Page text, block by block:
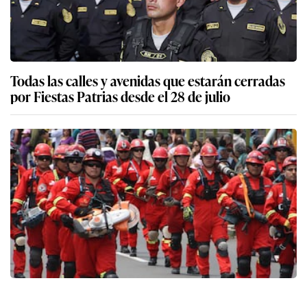
Todas las calles y avenidas que estarán cerradas
por Fiestas Patrias desde el 28 de julio